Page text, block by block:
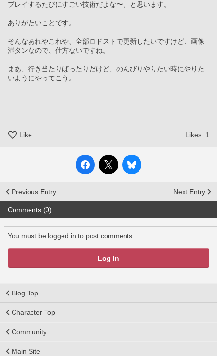
プレイするたびにすごい技術だよな〜、と思います。
ありがたいことです。
そんなあれやこれや、全部ロドストで更新したいですけど、画像
満タンなので、仕方ないですね。
まあ、行き当たりばったりだけど、のんびりやりたい時にやりた
いようにやってこう。
Like Likes: 1
Previous Entry Next Entry
Comments (0)
You must be logged in to post comments.
Log In
Blog Top
Character Top
Community
Main Site